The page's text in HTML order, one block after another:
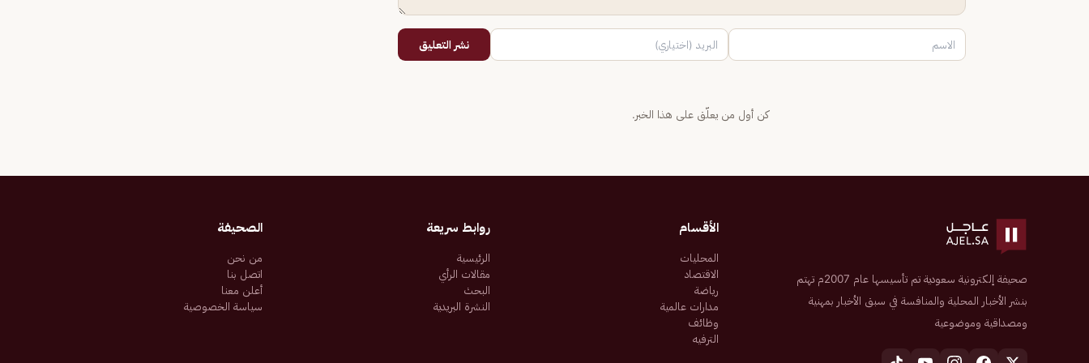
نشر التعليق
كن أول من يعلّق على هذا الخبر.
صحيفة إلكترونية سعودية تم تأسيسها عام 2007م تهتم
بنشر الأخبار المحلية والمنافسة في سبق الأخبار بمهنية
ومصداقية وموضوعية
الأقسام
المحليات
الاقتصاد
رياضة
مدارات عالمية
وظائف
الترفيه
روابط سريعة
الرئيسية
مقالات الرأي
البحث
النشرة البريدية
الصحيفة
من نحن
اتصل بنا
أعلن معنا
سياسة الخصوصية